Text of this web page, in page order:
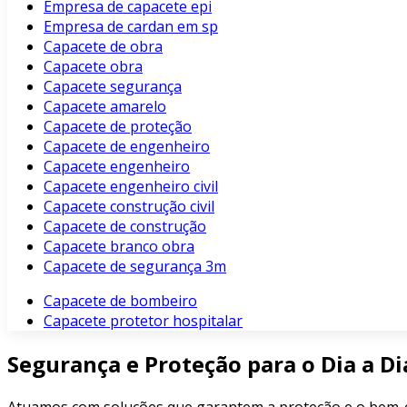
Empresa de capacete epi
Empresa de cardan em sp
Capacete de obra
Capacete obra
Capacete segurança
Capacete amarelo
Capacete de proteção
Capacete de engenheiro
Capacete engenheiro
Capacete engenheiro civil
Capacete construção civil
Capacete de construção
Capacete branco obra
Capacete de segurança 3m
Capacete de bombeiro
Capacete protetor hospitalar
Segurança e Proteção para o Dia a